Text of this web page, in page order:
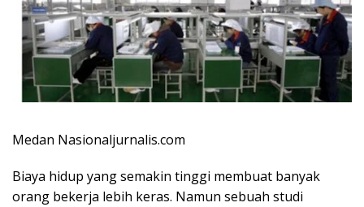
Medan Nasionaljurnalis.com
Biaya hidup yang semakin tinggi membuat banyak
orang bekerja lebih keras. Namun sebuah studi